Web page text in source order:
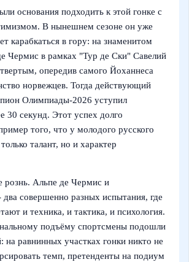
основания подходить к этой гонке с
В нынешнем сезоне он уже
карабкаться в гору: на знаменитом
Чермис в рамках "Тур де Ски" Савелий
опередив самого Йоханнеса
норвежцев. Тогда действующий
Олимпиады‑2026 уступил
30 секунд. Этот успех долго
того, что у молодого русского
талант, но и характер
рознь. Альпе де Чермис и
совершенно разных испытания, где
и техника, и тактика, и психология.
подъёму спортсмены подошли
на равнинных участках гонки никто не
темп, претенденты на подиум